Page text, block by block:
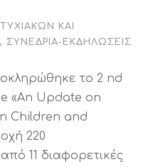
ΚΑΙ
, ΣΥΝΈΔΡΙΑ-ΕΚΔΗΛΏΣΕΙΣ
το 2 nd
«An Update on
Children and
220
11 διαφορετικές